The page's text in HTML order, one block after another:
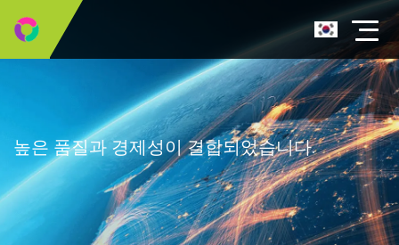
높은 품질과 경제성이 결합되었습니다.